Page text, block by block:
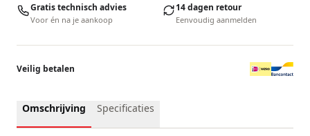
Gratis technisch advies
Voor én na je aankoop
14 dagen retour
Eenvoudig aanmelden
Veilig betalen
Omschrijving Specificaties